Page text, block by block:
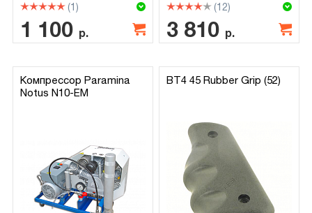
(1)
1 100 р.
(12)
3 810 р.
Компрессор Paramina
Notus N10-EM
BT4 45 Rubber Grip (52)